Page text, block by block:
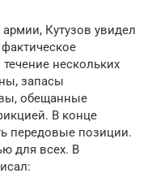
Кутузов увидел
нескольких
запасы
обещанные
В конце
передовые позиции.
для всех. В